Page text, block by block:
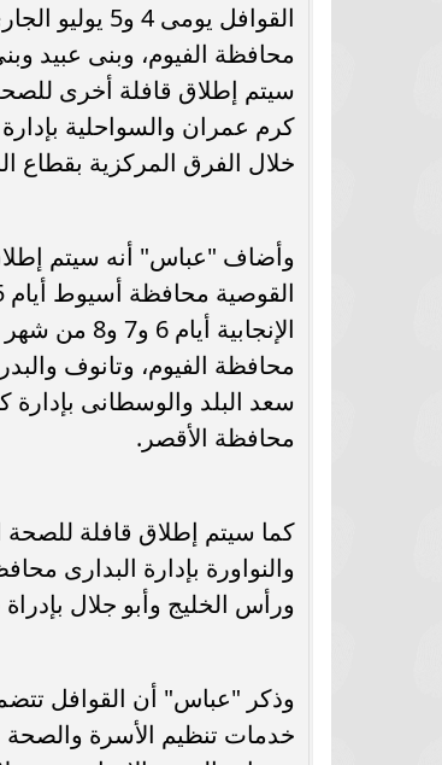
القوافل
محافظة الفيوم، وبنى عبيد
كرم عمران والسواحلية
خلال الفرق المركزية بقطاع
وأضاف "عباس" أنه سيتم إطلاق
محافظة الفيوم، وتانوف
سعد البلد والوسطانى
محافظة الأقصر.
والنواورة بإدارة البدارى
ورأس الخليج وأبو جلال بإدراة شربين
وذكر "عباس" أن القوافل
خدمات تنظيم الأسرة والصحة
كأس العالم